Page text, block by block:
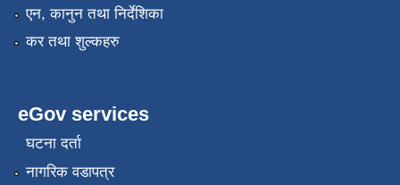
एन, कानुन तथा निर्देशिका
कर तथा शुल्कहरु
eGov services
घटना दर्ता
नागरिक वडापत्र